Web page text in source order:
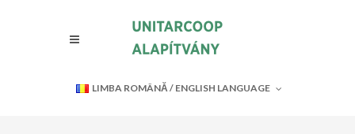
LIMBA ROMÂNĂ / ENGLISH LANGUAGE